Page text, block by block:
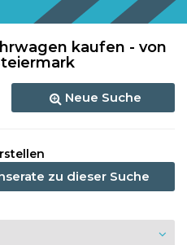
kaufen - von
Neue Suche
zu dieser Suche